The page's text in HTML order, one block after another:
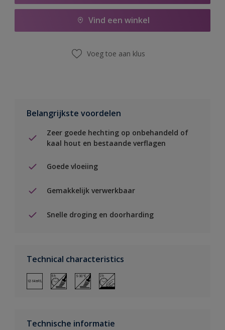
Vind een winkel
Voeg toe aan klus
Belangrijkste voordelen
Zeer goede hechting op onbehandeld of
kaal hout en bestaande verflagen
Goede vloeiing
Gemakkelijk verwerkbaar
Snelle droging en doorharding
Technical characteristics
Technische informatie